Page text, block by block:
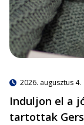
2026. augusztus 4.
Induljon el a
tartottak